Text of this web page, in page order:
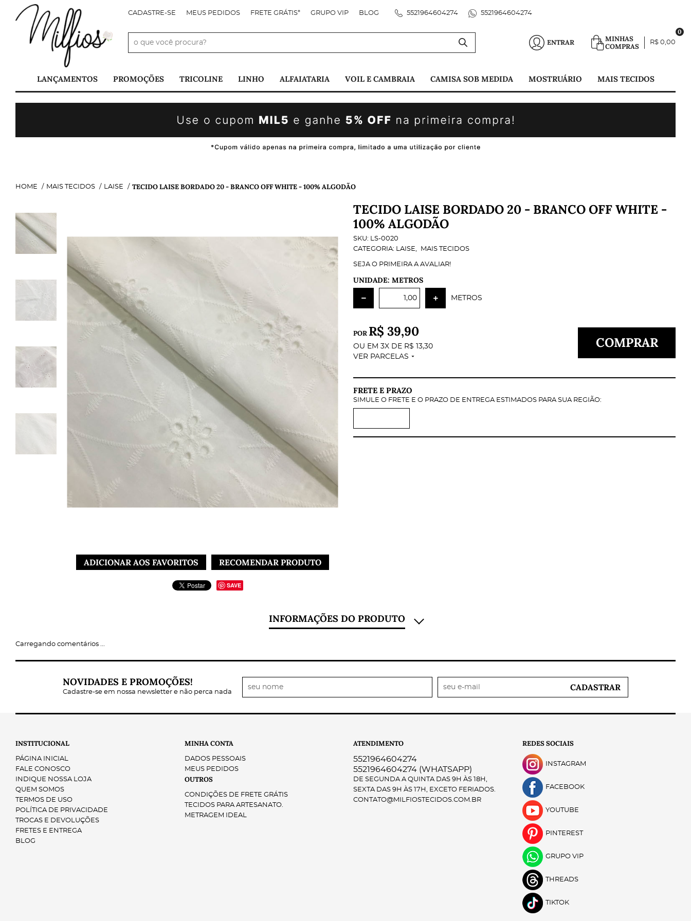
CADASTRE-SE MEUS PEDIDOS FRETE GRÁTIS* GRUPO VIP BLOG 5521964604274 5521964604274
ENTRAR
MINHAS
COMPRAS
0
R$ 0,00
LANÇAMENTOS PROMOÇÕES TRICOLINE LINHO ALFAIATARIA VOIL E CAMBRAIA CAMISA SOB MEDIDA MOSTRUÁRIO MAIS TECIDOS
HOME MAIS TECIDOS LAISE TECIDO LAISE BORDADO 20 - BRANCO OFF WHITE - 100% ALGODÃO
ADICIONAR AOS FAVORITOS RECOMENDAR PRODUTO
SAVE
TECIDO LAISE BORDADO 20 - BRANCO OFF WHITE -
100% ALGODÃO
SKU: LS-0020
CATEGORIA: LAISE MAIS TECIDOS
SEJA O PRIMEIRA A AVALIAR!
UNIDADE: METROS
METROS
POR R$ 39,90
OU EM 3X DE R$ 13,30
VER PARCELAS
COMPRAR
FRETE E PRAZO
SIMULE O FRETE E O PRAZO DE ENTREGA ESTIMADOS PARA SUA REGIÃO:
INFORMAÇÕES DO PRODUTO
Material de Alta Qualidade:
Design Delicado:
Elegância e Frescor:
Qualidade Garantida:
Carregando comentários ...
NOVIDADES E PROMOÇÕES!
Cadastre-se em nossa newsletter e não perca nada CADASTRAR
INSTITUCIONAL
PÁGINA INICIAL
FALE CONOSCO
INDIQUE NOSSA LOJA
QUEM SOMOS
TERMOS DE USO
POLÍTICA DE PRIVACIDADE
TROCAS E DEVOLUÇÕES
FRETES E ENTREGA
BLOG
MINHA CONTA
DADOS PESSOAIS
MEUS PEDIDOS
OUTROS
CONDIÇÕES DE FRETE GRÁTIS
TECIDOS PARA ARTESANATO.
METRAGEM IDEAL
ATENDIMENTO
5521964604274
5521964604274 (WHATSAPP)
DE SEGUNDA A QUINTA DAS 9H ÀS 18H,
SEXTA DAS 9H ÀS 17H, EXCETO FERIADOS.
CONTATO@MILFIOSTECIDOS.COM.BR
REDES SOCIAIS
INSTAGRAM
FACEBOOK
YOUTUBE
PINTEREST
GRUPO VIP
THREADS
TIKTOK